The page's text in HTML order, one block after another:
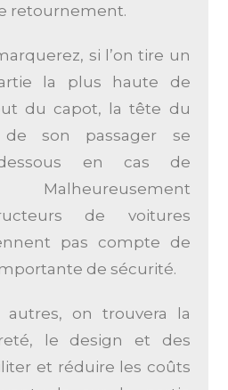
retournement.
si l’on tire un
la plus haute de
du capot, la tête du
son passager se
en cas de
Malheureusement
de voitures
pas compte de
de sécurité.
on trouvera la
le design et des
et réduire les coûts